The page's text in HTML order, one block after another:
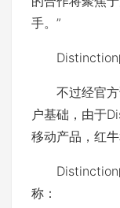
手。 ”
Distinction的
不过经官方
户基础，由于
移动产品，红
Distinction
称：